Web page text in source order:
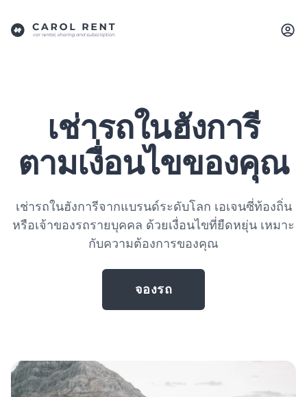
เช่ารถในฮังการี
ตามเงื่อนไขของคุณ
เช่ารถในฮังการีจากแบรนด์ระดับโลก เอเจนซี่ท้องถิ่น
หรือเจ้าของรถรายบุคคล ด้วยเงื่อนไขที่ยืดหยุ่น เหมาะ
กับความต้องการของคุณ
จองรถ